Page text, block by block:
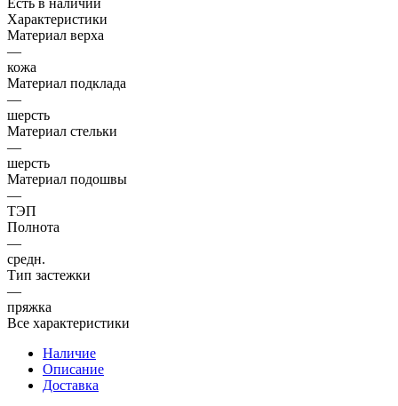
Характеристики
Материал верха
—
кожа
Материал подклада
—
шерсть
Материал стельки
—
шерсть
Материал подошвы
—
ТЭП
Полнота
—
средн.
Тип застежки
—
пряжка
Все характеристики
Наличие
Описание
Доставка